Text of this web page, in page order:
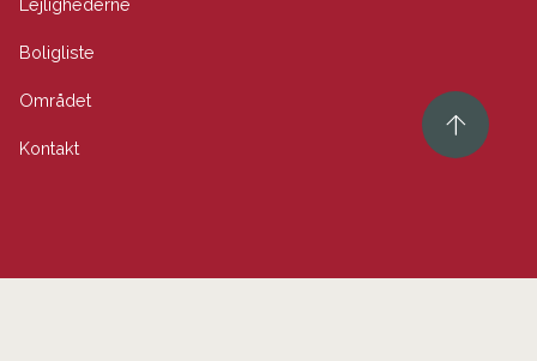
Lejlighederne
Boligliste
Området
Kontakt